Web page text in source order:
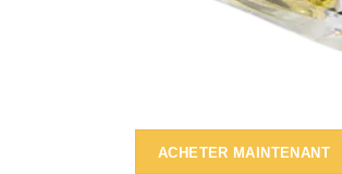
ACHETER MAINTENANT